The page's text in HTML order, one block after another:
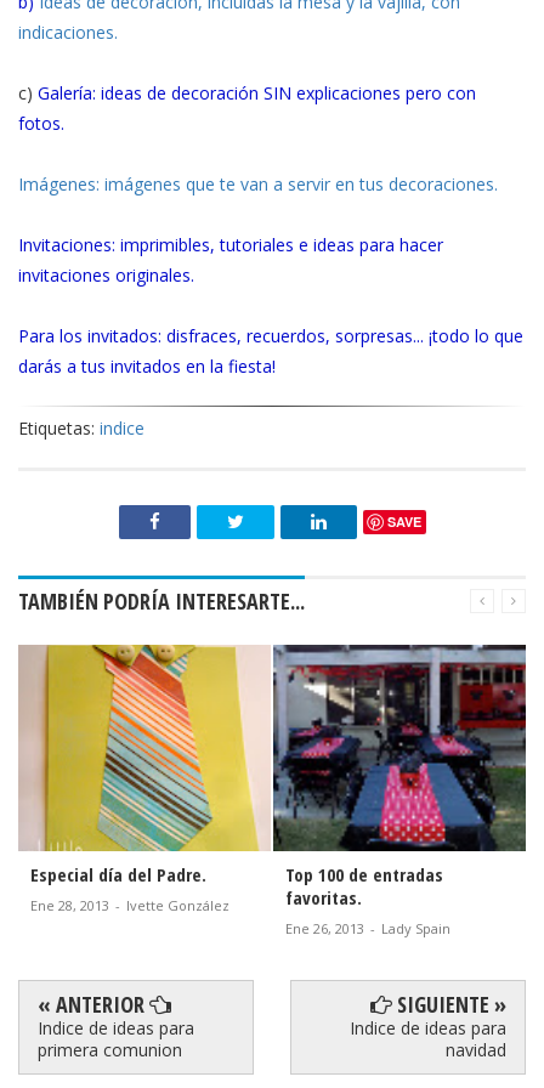
indicaciones.
c) Galería: ideas de decoración SIN explicaciones pero con
fotos.
Imágenes: imágenes que te van a servir en tus decoraciones.
Invitaciones: imprimibles, tutoriales e ideas para hacer
invitaciones originales.
Para los invitados: disfraces, recuerdos, sorpresas... ¡todo lo que
darás a tus invitados en la fiesta!
Etiquetas: indice
SAVE
TAMBIÉN PODRÍA INTERESARTE...
Especial día del Padre.
Ene 28, 2013 - Ivette González
Top 100 de entradas
favoritas.
Ene 26, 2013 - Lady Spain
« ANTERIOR
Indice de ideas para
primera comunion
SIGUIENTE »
Indice de ideas para
navidad